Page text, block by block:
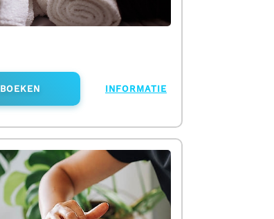
BOEKEN INFORMATIE